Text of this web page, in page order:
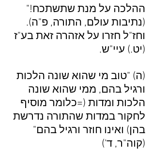
ההלכה על מנת שתשתכח!"
(נתיבות עולם, התורה, פ"ה).
וחז"ל חזרו על אזהרה זאת בע"ז
(יט.) עיי"ש.
(ה) "טוב מי שהוא שונה הלכות
ורגיל בהם, ממי שהוא שונה
הלכות ומדות (=כלומר מוסיף
לחקור במדות שהתורה נדרשת
בהן) ואינו חוזר ורגיל בהם"
(קוה"ר, ד')